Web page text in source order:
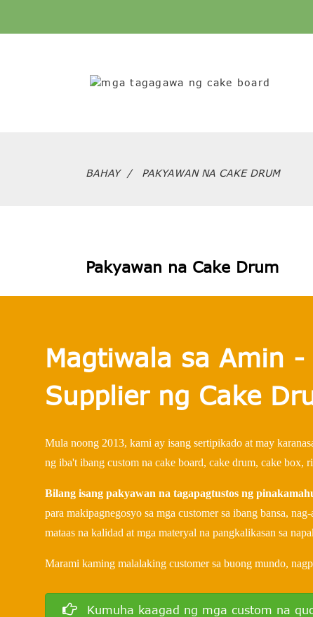
BAHAY PAKYAWAN NA CAKE DRUM
Pakyawan na Cake Drum
Magtiwala sa Amin
Supplier ng Cake
Mula noong 2013, kami ay isang sertipikado at may
ng iba't ibang custom na cake board, cake drum, cake box,
Bilang isang pakyawan na tagapagtustos ng
para makipagnegosyo sa mga customer sa ibang bansa,
mataas na kalidad at mga materyal na pangkalikasan sa
Marami kaming malalaking customer sa buong mundo,
Kumuha kaagad ng mga custom na